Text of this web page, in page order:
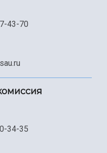
организации
43-70
34-35